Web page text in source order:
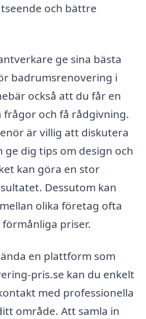
och bättre
ge sina bästa
badrumsrenovering i
också att du får en
frågor och få rådgivning.
är villig att diskutera
ge dig tips om design och
kan göra en stor
Dessutom kan
olika företag ofta
priser.
en plattform som
pris.se kan du enkelt
med professionella
område. Att samla in